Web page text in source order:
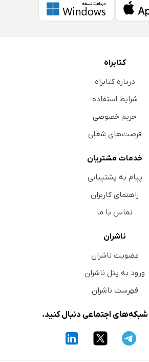
کتابراه
درباره کتابراه
شرایط استفاده
حریم خصوصی
فرصت‌های شغلی
خدمات مشتریان
پیام به پشتیبانی
راهنمای کاربران
تماس با ما
ناشران
عضویت ناشران
ورود به پنل ناشران
فهرست ناشران
شبکه‌های اجتماعی دنبال کنید.